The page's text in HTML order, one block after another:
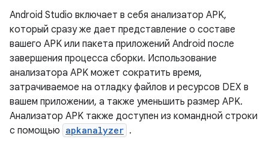
Android Studio включает в себя анализатор APK,
который сразу же дает представление о составе
вашего APK или пакета приложений Android после
завершения процесса сборки. Использование
анализатора APK может сократить время,
затрачиваемое на отладку файлов и ресурсов DEX в
вашем приложении, а также уменьшить размер APK.
Анализатор APK также доступен из командной строки
с помощью apkanalyzer .